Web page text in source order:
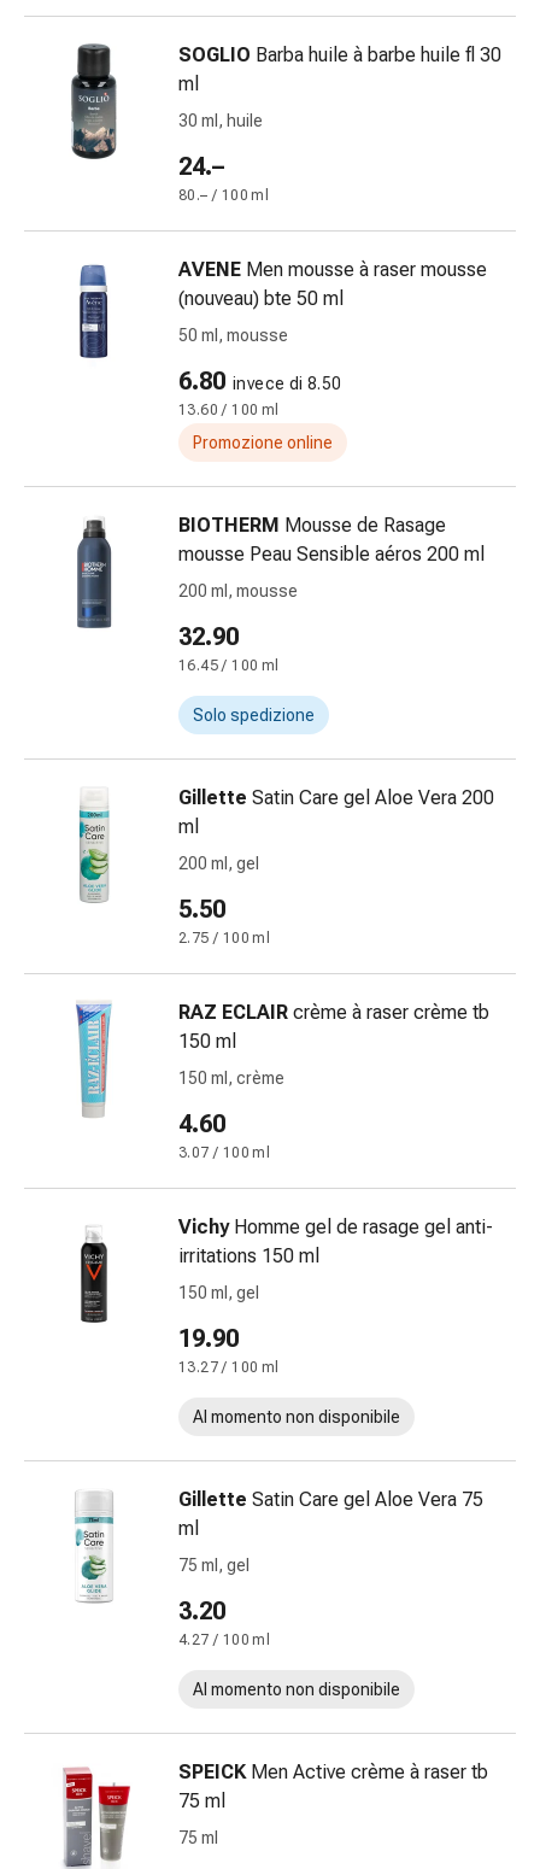
cambio
della
Medicazioni
adesive
Trattamento
delle
ferite
ferite
Strisce
adesivi
per
chiusura
delle
Unguento
tiraggio
Tamponi
Orecchie
e
occhi
Disturbi
dell'orecchio
orecchie
Gocce
oculari
degli
occhi
Bende
Igiene
oculare
circolazione
Calze
compressione
circolatori
Cessazione
Disturbi
venosi
Coagulazione
SOGLIO Barba huile à barbe huile fl 30
ml
30 ml, huile
24.–
80.– / 100 ml
AVENE Men mousse à raser mousse
(nouveau) bte 50 ml
50 ml, mousse
6.80 invece di 8.50
13.60 / 100 ml
Promozione online
BIOTHERM Mousse de Rasage
mousse Peau Sensible aéros 200 ml
200 ml, mousse
32.90
16.45 / 100 ml
Solo spedizione
Gillette Satin Care gel Aloe Vera 200
ml
200 ml, gel
5.50
2.75 / 100 ml
RAZ ECLAIR crème à raser crème tb
150 ml
150 ml, crème
4.60
3.07 / 100 ml
Vichy Homme gel de rasage gel anti-
irritations 150 ml
150 ml, gel
19.90
13.27 / 100 ml
Al momento non disponibile
Gillette Satin Care gel Aloe Vera 75
ml
75 ml, gel
3.20
4.27 / 100 ml
Al momento non disponibile
SPEICK Men Active crème à raser tb
75 ml
75 ml